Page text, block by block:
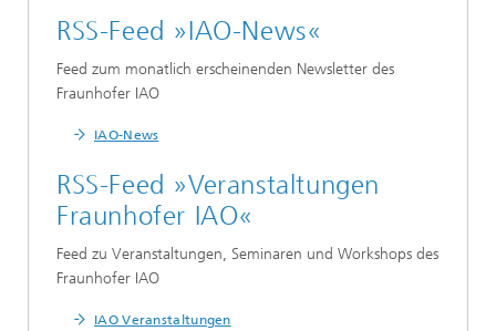
RSS-Feed »IAO-News«
Feed zum monatlich erscheinenden Newsletter des
Fraunhofer IAO
IAO-News
RSS-Feed »Veranstaltungen
Fraunhofer IAO«
Feed zu Veranstaltungen, Seminaren und Workshops des
Fraunhofer IAO
IAO Veranstaltungen